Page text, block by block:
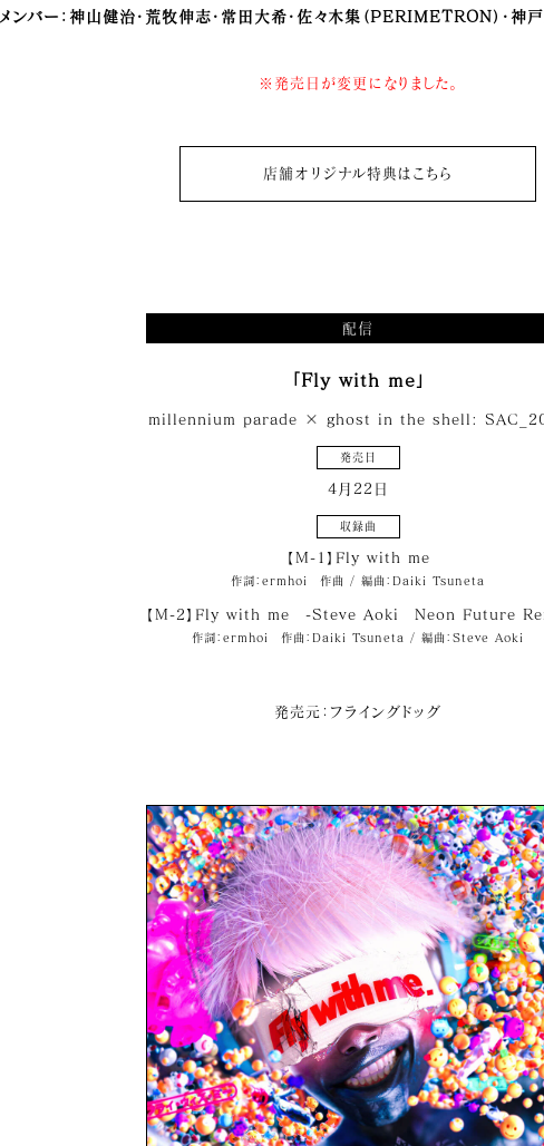
メンバー：神山健治・荒牧伸志・常田大希・佐々木集（PERIMETRON）・神
※発売日が変更になりました。
店舗オリジナル特典はこちら
配信
「Fly with me」
millennium parade × ghost in the shell:
発売日
4月22日
収録曲
【M-1】Fly with me
作詞：ermhoi 作曲 / 編曲：Daiki Tsuneta
【M-2】Fly with me -Steve Aoki Neon Future
作詞：ermhoi 作曲：Daiki Tsuneta / 編曲：Steve Aoki
発売元：フライングドッグ